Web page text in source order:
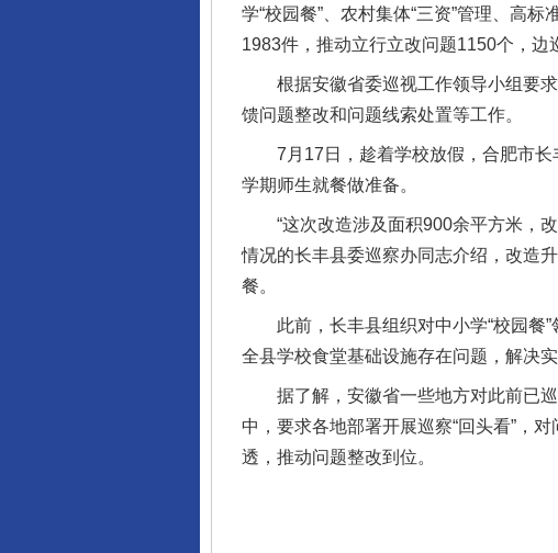
学“校园餐”、农村集体“三资”管理、高
1983件，推动立行立改问题1150个，边
根据安徽省委巡视工作领导小组要求
馈问题整改和问题线索处置等工作。
7月17日，趁着学校放假，合肥市长
学期师生就餐做准备。
“这次改造涉及面积900余平方米，改
情况的长丰县委巡察办同志介绍，改造
餐。
此前，长丰县组织对中小学“校园餐”
全县学校食堂基础设施存在问题，解决
据了解，安徽省一些地方对此前已巡
中，要求各地部署开展巡察“回头看”，
透，推动问题整改到位。